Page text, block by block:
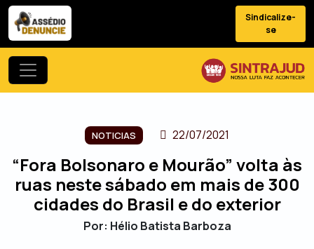
Sindicalize-
se
NOTICIAS 22/07/2021
“Fora Bolsonaro e Mourão” volta às
ruas neste sábado em mais de 300
cidades do Brasil e do exterior
Por: Hélio Batista Barboza